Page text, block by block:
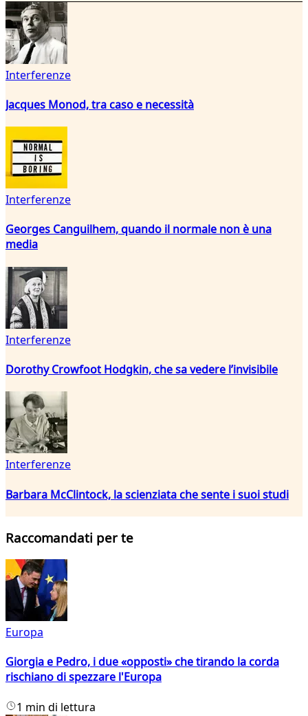
Interferenze
Jacques Monod, tra caso e necessità
Interferenze
Georges Canguilhem, quando il normale non è una
media
Interferenze
Dorothy Crowfoot Hodgkin, che sa vedere l’invisibile
Interferenze
Barbara McClintock, la scienziata che sente i suoi studi
Raccomandati per te
Europa
Giorgia e Pedro, i due «opposti» che tirando la corda
rischiano di spezzare l'Europa
1 min di lettura